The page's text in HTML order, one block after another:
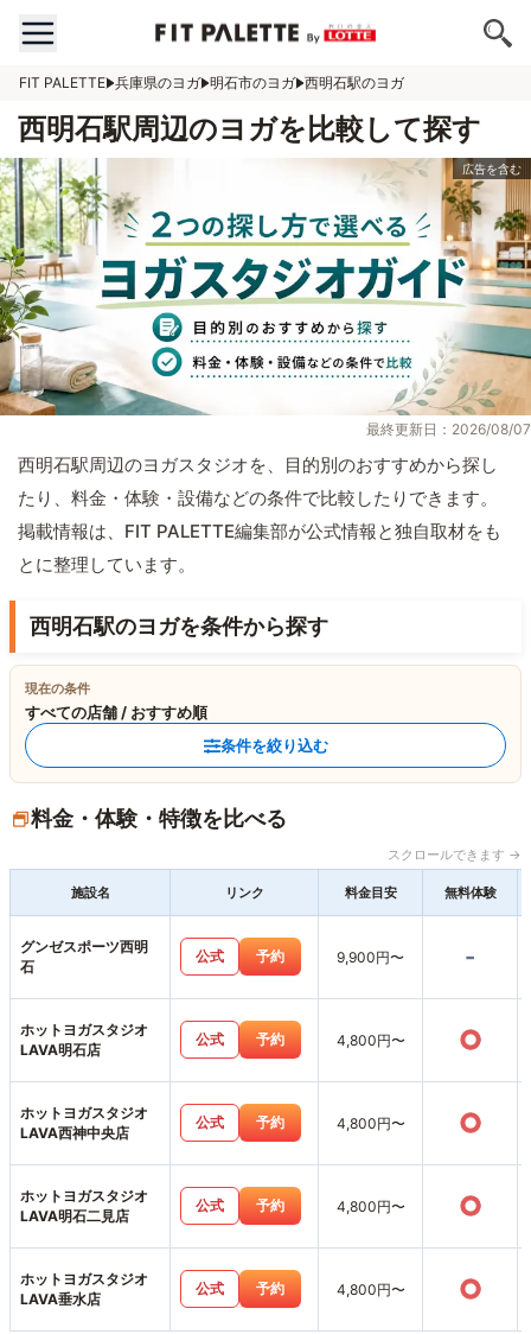
FIT PALETTE 兵庫県のヨガ 明石市のヨガ 西明石駅のヨガ
西明石駅周辺のヨガを比較して探す
最終更新日：2026/08/07
西明石駅周辺のヨガスタジオを、目的別のおすすめから探し
たり、料金・体験・設備などの条件で比較したりできます。
掲載情報は、FIT PALETTE編集部が公式情報と独自取材をも
とに整理しています。
西明石駅のヨガを条件から探す
現在の条件
すべての店舗 / おすすめ順
条件を絞り込む
料金・体験・特徴を比べる
スクロールできます →
施設名 リンク 料金目安 無料体験
グンゼスポーツ西明
石
公式 予約 9,900円〜 -
ホットヨガスタジオ
LAVA明石店
公式 予約 4,800円〜 ○
ホットヨガスタジオ
LAVA西神中央店
公式 予約 4,800円〜 ○
ホットヨガスタジオ
LAVA明石二見店
公式 予約 4,800円〜 ○
ホットヨガスタジオ
LAVA垂水店
公式 予約 4,800円〜 ○